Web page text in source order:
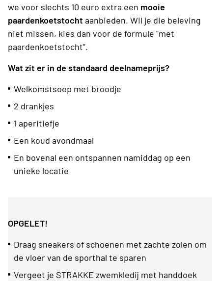
we voor slechts 10 euro extra een mooie
paardenkoetstocht aanbieden. Wil je die beleving
niet missen, kies dan voor de formule "met
paardenkoetstocht".
Wat zit er in de standaard deelnameprijs?
Welkomstsoep met broodje
2 drankjes
1 aperitiefje
Een koud avondmaal
En bovenal een ontspannen namiddag op een
unieke locatie
OPGELET!
Draag sneakers of schoenen met zachte zolen om
de vloer van de sporthal te sparen
Vergeet je STRAKKE zwemkledij met handdoek